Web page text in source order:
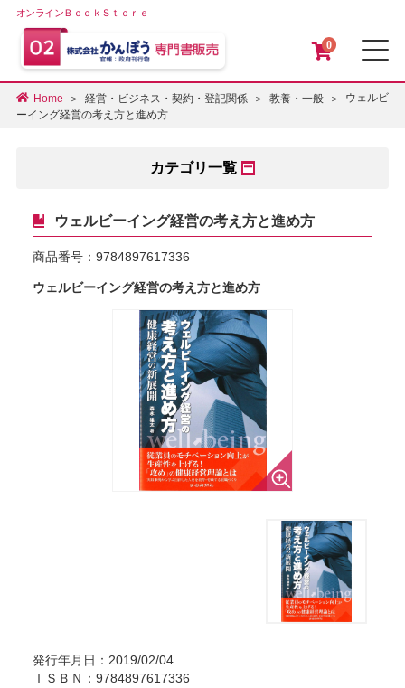
オンラインＢｏｏｋＳｔｏｒｅ
0
Home 経営・ビジネス・契約・登記関係 教養・一般
ウェルビ
ーイング経営の考え方と進め方
カテゴリ一覧
ウェルビーイング経営の考え方と進め方
商品番号： 9784897617336
ウェルビーイング経営の考え方と進め方
発行年月日：2019/02/04
ＩＳＢＮ：9784897617336